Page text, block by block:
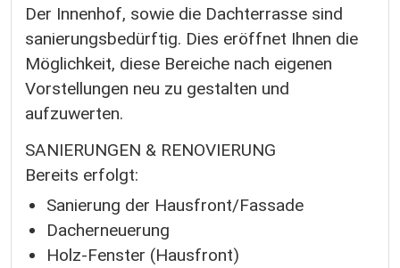
Der Innenhof, sowie die Dachterrasse sind
sanierungsbedürftig. Dies eröffnet Ihnen die
Möglichkeit, diese Bereiche nach eigenen
Vorstellungen neu zu gestalten und
aufzuwerten.
SANIERUNGEN & RENOVIERUNG
Bereits erfolgt:
Sanierung der Hausfront/Fassade
Dacherneuerung
Holz-Fenster (Hausfront)